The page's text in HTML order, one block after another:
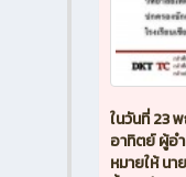
ในวันที่ 23
อาทิตย์ ผู้อ
หมายให้ น